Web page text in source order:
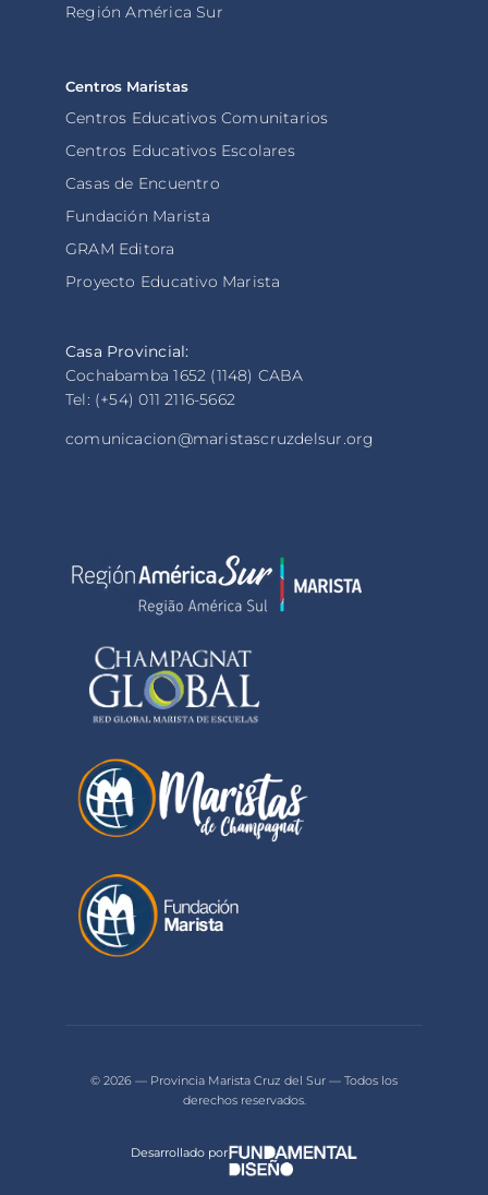
Región América Sur
Centros Maristas
Centros Educativos Comunitarios
Centros Educativos Escolares
Casas de Encuentro
Fundación Marista
GRAM Editora
Proyecto Educativo Marista
Casa Provincial:
Cochabamba 1652 (1148) CABA
Tel: (+54) 011 2116-5662
comunicacion@maristascruzdelsur.org
© 2026 — Provincia Marista Cruz del Sur — Todos los
derechos reservados.
Desarrollado por